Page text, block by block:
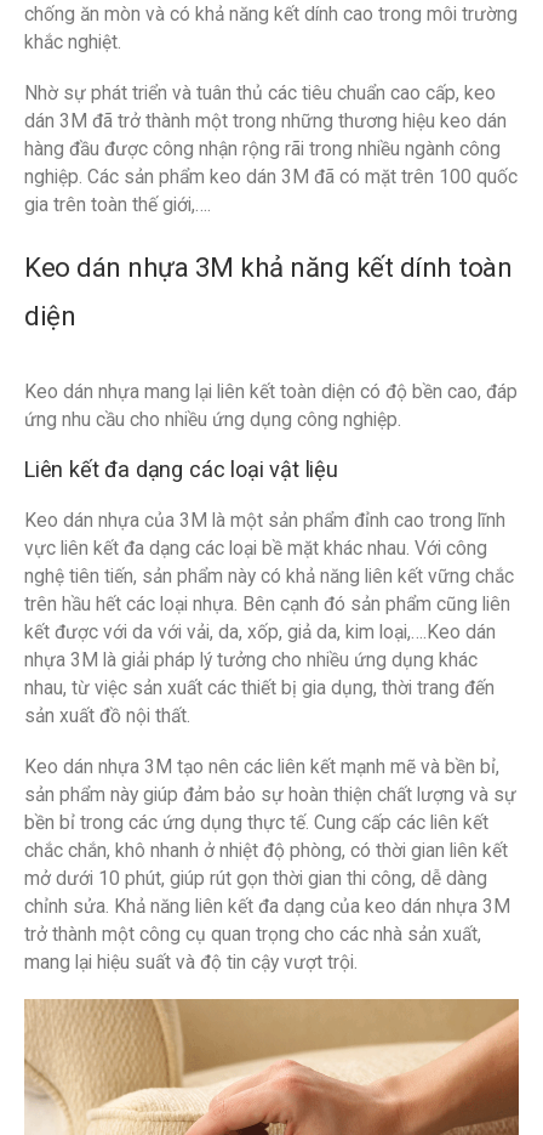
chống ăn mòn và có khả năng kết dính cao trong môi trường
khắc nghiệt.
Nhờ sự phát triển và tuân thủ các tiêu chuẩn cao cấp, keo
dán 3M đã trở thành một trong những thương hiệu keo dán
hàng đầu được công nhận rộng rãi trong nhiều ngành công
nghiệp. Các sản phẩm keo dán 3M đã có mặt trên 100 quốc
gia trên toàn thế giới,….
Keo dán nhựa 3M khả năng kết dính toàn
diện
Keo dán nhựa mang lại liên kết toàn diện có độ bền cao, đáp
ứng nhu cầu cho nhiều ứng dụng công nghiệp.
Liên kết đa dạng các loại vật liệu
Keo dán nhựa của 3M là một sản phẩm đỉnh cao trong lĩnh
vực liên kết đa dạng các loại bề mặt khác nhau. Với công
nghệ tiên tiến, sản phẩm này có khả năng liên kết vững chắc
trên hầu hết các loại nhựa. Bên cạnh đó sản phẩm cũng liên
kết được với da với vải, da, xốp, giả da, kim loại,….Keo dán
nhựa 3M là giải pháp lý tưởng cho nhiều ứng dụng khác
nhau, từ việc sản xuất các thiết bị gia dụng, thời trang đến
sản xuất đồ nội thất.
Keo dán nhựa 3M tạo nên các liên kết mạnh mẽ và bền bỉ,
sản phẩm này giúp đảm bảo sự hoàn thiện chất lượng và sự
bền bỉ trong các ứng dụng thực tế. Cung cấp các liên kết
chắc chắn, khô nhanh ở nhiệt độ phòng, có thời gian liên kết
mở dưới 10 phút, giúp rút gọn thời gian thi công, dễ dàng
chỉnh sửa. Khả năng liên kết đa dạng của keo dán nhựa 3M
trở thành một công cụ quan trọng cho các nhà sản xuất,
mang lại hiệu suất và độ tin cậy vượt trội.